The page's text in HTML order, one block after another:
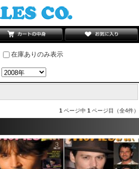
在庫ありのみ表示
1 ページ中 1 ページ目（全4件）